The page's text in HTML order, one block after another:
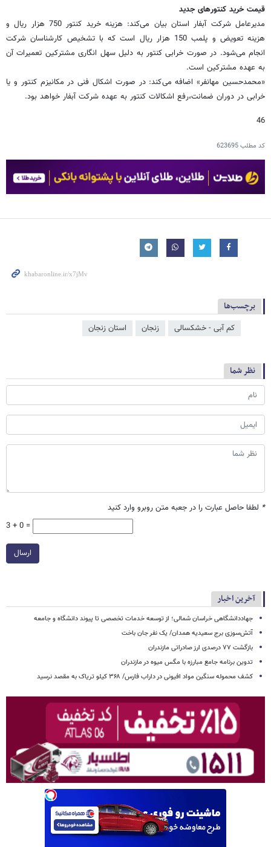
قیمت خرید کنتور‌های جدید
مدیرعامل شرکت آبفار استان بیان می‌کند: هزینه خرید کنتور 750 هزار ریال و
هزینه تعویض و پلمب 150 هزار ریال است که با تشخیص کارشناسان شرکت
انجام می‌شود. در صورت خرابی کنتور به دلیل سهل انگاری مشترکین تعمیرات آن
به عهده مشترکین است.
«محمدحسین مهانفر» اضافه می‌کند: در صورت اشکال فنی در مکانیزم کنتور و یا
خرابی در دوران ضمانت،رفع اشکالات کنتور به عهده شرکت آبفار خواهد بود.
46
کد مطلب623695
برچسب‌ها
کم آبی - خشکسالی زنجان استان زنجان
نظر شما
* لطفا حاصل عبارت را در جعبه متن روبرو وارد کنید
3 + 0 =
ارسال
آخرین اخبار
جهاددانشگاهی خراسان شمالی؛ از توسعه خدمات تخصصی تا پیوند دانشگاه و جامعه
آتش‌سوزی برج سعیدیه همدان/ یک نفر جان باخت
بازگشت ۷۷ درصدی ارز صادراتی مازندران
تدوین برنامه جامع مبارزه با مگس میوه در مازندران
کشف محموله سنگین مواد افیونی در داراب فارس/ ۳۶۸ کیلو تریاک به مقصد نرسید